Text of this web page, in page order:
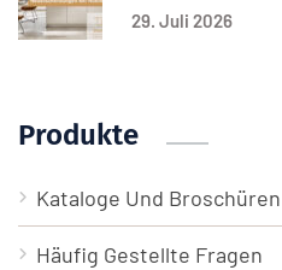
29. Juli 2026
Produkte
Kataloge Und Broschüren
Häufig Gestellte Fragen